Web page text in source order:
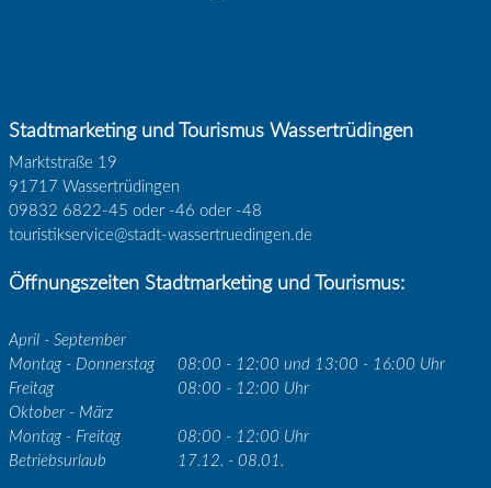
Stadtmarketing und Tourismus Wassertrüdingen
Marktstraße 19
91717 Wassertrüdingen
09832 6822-45 oder -46 oder -48
touristikservice@stadt-wassertruedingen.de
Öffnungszeiten Stadtmarketing und Tourismus:
April - September
Montag - Donnerstag
08:00 - 12:00 und 13:00 - 16:00 Uhr
Freitag
08:00 - 12:00 Uhr
Oktober - März
Montag - Freitag
08:00 - 12:00 Uhr
Betriebsurlaub
17.12. - 08.01.